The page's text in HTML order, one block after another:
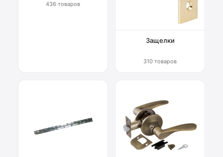
436 товаров
Защелки
310 товаров